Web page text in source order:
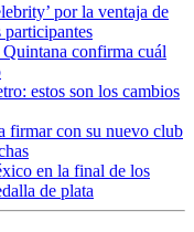
por la ventaja de
confirma cuál
estos son los cambios
firmar con su nuevo club
en la final de los
de plata